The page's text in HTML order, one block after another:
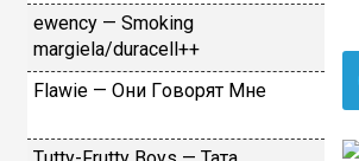
​еwеnсy — Smоking
mаrgiеlа/durасеll++
Flаwiе — Oни Гoвopят Mнe